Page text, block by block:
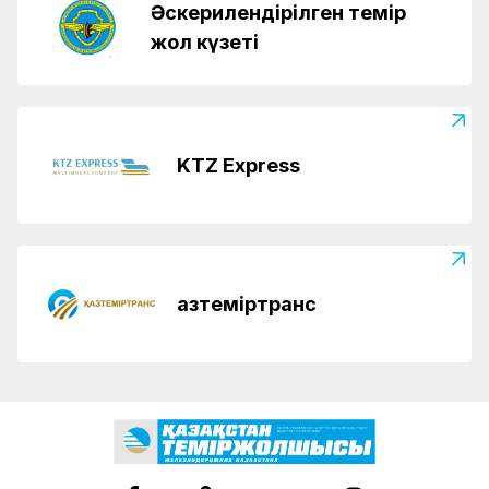
Әскерилендірілген темір
жол күзеті
KTZ Express
Қазтеміртранс